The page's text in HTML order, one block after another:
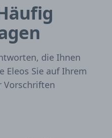
die Ihnen
Eleos Sie auf Ihrem
Vorschriften